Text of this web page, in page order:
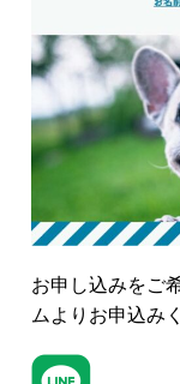
お申し込みをご
ムよりお申込み